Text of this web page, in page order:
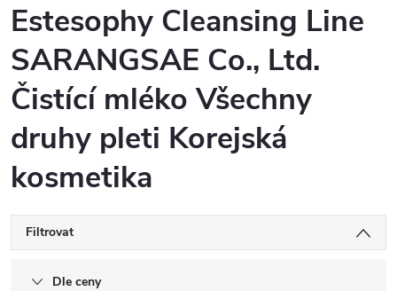
Estesophy Cleansing Line
SARANGSAE Co., Ltd.
Čistící mléko Všechny
druhy pleti Korejská
kosmetika
Filtrovat
Dle ceny